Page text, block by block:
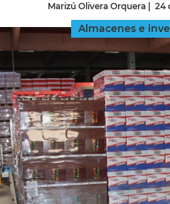
Transporte
Marizú Olivera Orquera 24
Almacenes e